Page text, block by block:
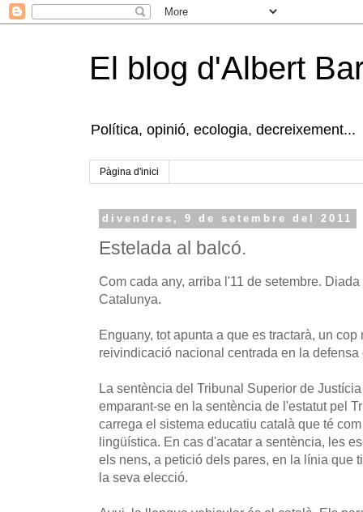
El blog d'Albert
Política, opinió, ecologia, decreixement...
Pàgina d'inici
divendres, 9 de setembre del 2011
Estelada al balcó.
Com cada any, arriba l'11 de setembre.
Catalunya.
Enguany, tot apunta a que es tractarà, un
reivindicació nacional centrada en la
La sentència del Tribunal Superior de
emparant-se en la sentència de l'estatut pel
carrega el sistema educatiu català que té
lingüística. En cas d'acatar a sentència, les
els nens, a petició dels pares, en la línia que
la seva elecció.